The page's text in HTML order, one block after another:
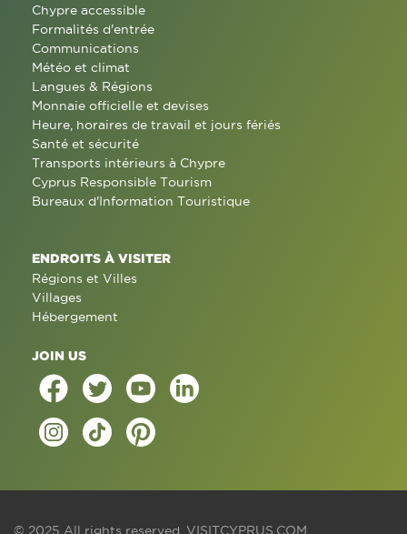
Chypre accessible
Formalités d'entrée
Communications
Météo et climat
Langues & Régions
Monnaie officielle et devises
Heure, horaires de travail et jours fériés
Santé et sécurité
Transports intérieurs à Chypre
Cyprus Responsible Tourism
Bureaux d'Information Touristique
ENDROITS À VISITER
Régions et Villes
Villages
Hébergement
JOIN US
© 2025 All rights reserved. VISITCYPRUS.COM